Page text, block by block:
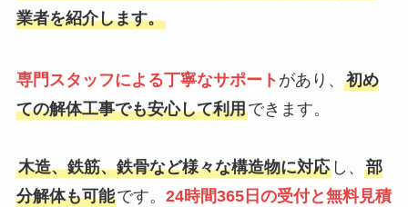
業者を紹介します。
専門スタッフによる丁寧なサポート があり、 初め
ての解体工事でも安心して利用できます。
木造、鉄筋、鉄骨など様々な構造物に対応し、 部
分解体も可能です。 24時間365日の受付と無料見積